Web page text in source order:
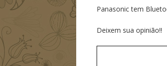
Panasonic tem
Deixem sua opinião!!